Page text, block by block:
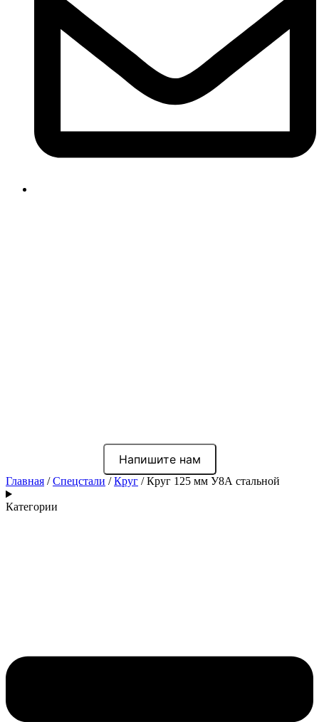
Напишите нам
Главная /Спецстали /Круг / Круг 125 мм У8А стальной
Категории